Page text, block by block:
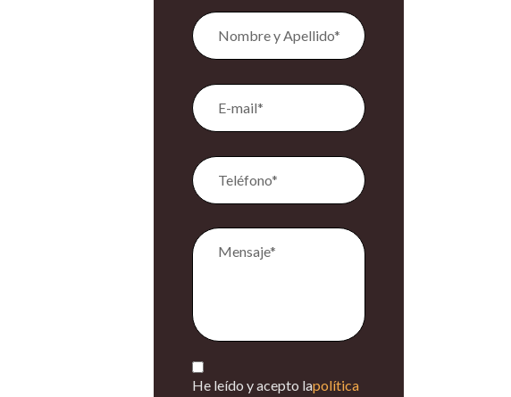
He leído y acepto lapolítica